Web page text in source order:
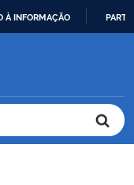
À INFORMAÇÃO